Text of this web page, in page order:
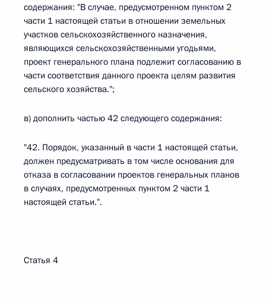
содержания: "В случае, предусмотренном пунктом 2
части 1 настоящей статьи в отношении земельных
участков сельскохозяйственного назначения,
являющихся сельскохозяйственными угодьями,
проект генерального плана подлежит согласованию в
части соответствия данного проекта целям развития
сельского хозяйства.";
в) дополнить частью 42 следующего содержания:
"42. Порядок, указанный в части 1 настоящей статьи,
должен предусматривать в том числе основания для
отказа в согласовании проектов генеральных планов
в случаях, предусмотренных пунктом 2 части 1
настоящей статьи.".
Статья 4